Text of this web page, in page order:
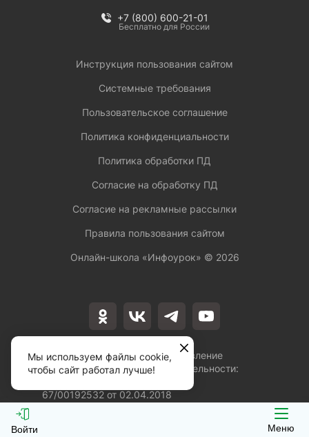
Войти Меню
Лицензия на осуществление
образовательной деятельности:
67/00192532 от 02.04.2018
+7 (800) 600-21-01
Бесплатно для России
Инструкция пользования сайтом
Системные требования
Пользовательское соглашение
Политика конфиденциальности
Политика обработки ПД
Согласие на обработку ПД
Согласие на рекламные рассылки
Правила пользования сайтом
Онлайн-школа «Инфоурок» © 2026
Мы используем файлы cookie,
чтобы сайт работал лучше!